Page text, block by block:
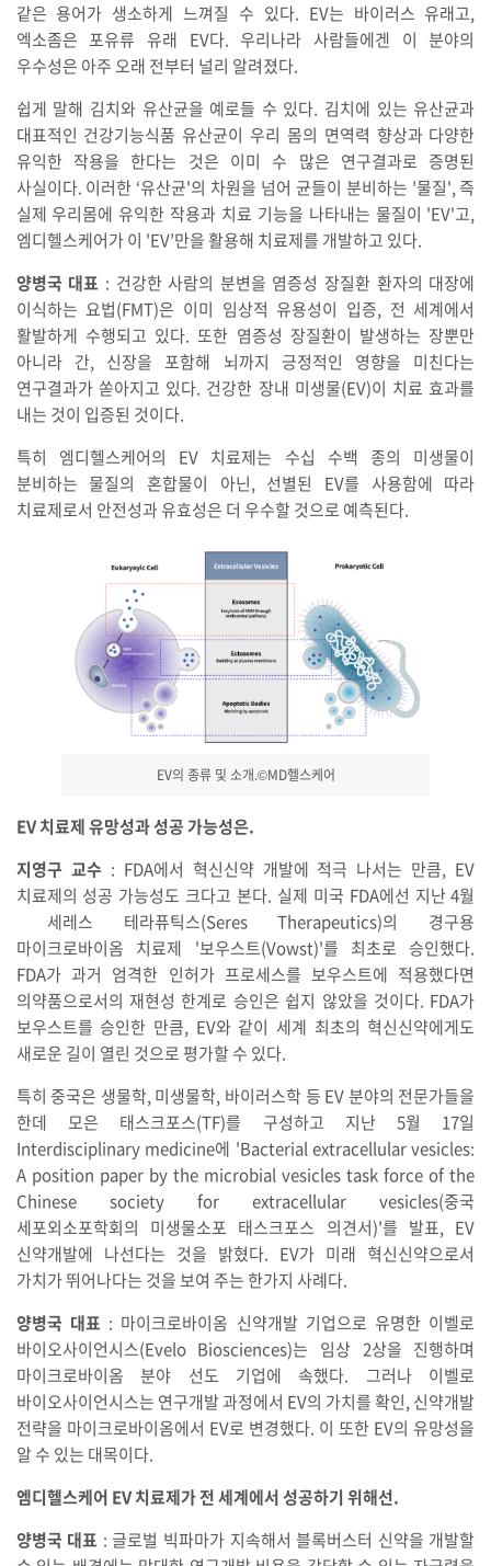
같은 용어가 생소하게 느껴질 수 있다. EV는 바이러스 유래고,
엑소좀은 포유류 유래 EV다. 우리나라 사람들에겐 이 분야의
우수성은 아주 오래 전부터 널리 알려졌다.
쉽게 말해 김치와 유산균을 예로들 수 있다. 김치에 있는 유산균과
대표적인 건강기능식품 유산균이 우리 몸의 면역력 향상과 다양한
유익한 작용을 한다는 것은 이미 수 많은 연구결과로 증명된
사실이다. 이러한 ‘유산균'의 차원을 넘어 균들이 분비하는 '물질', 즉
실제 우리몸에 유익한 작용과 치료 기능을 나타내는 물질이 'EV'고,
엠디헬스케어가 이 'EV’만을 활용해 치료제를 개발하고 있다.
양병국 대표 : 건강한 사람의 분변을 염증성 장질환 환자의 대장에
이식하는 요법(FMT)은 이미 임상적 유용성이 입증, 전 세계에서
활발하게 수행되고 있다. 또한 염증성 장질환이 발생하는 장뿐만
아니라 간, 신장을 포함해 뇌까지 긍정적인 영향을 미친다는
연구결과가 쏟아지고 있다. 건강한 장내 미생물(EV)이 치료 효과를
내는 것이 입증된 것이다.
특히 엠디헬스케어의 EV 치료제는 수십 수백 종의 미생물이
분비하는 물질의 혼합물이 아닌, 선별된 EV를 사용함에 따라
치료제로서 안전성과 유효성은 더 우수할 것으로 예측된다.
EV의 종류 및 소개.©MD헬스케어
EV 치료제 유망성과 성공 가능성은.
지영구 교수 : FDA에서 혁신신약 개발에 적극 나서는 만큼, EV
치료제의 성공 가능성도 크다고 본다. 실제 미국 FDA에선 지난 4월
세레스 테라퓨틱스(Seres Therapeutics)의 경구용
마이크로바이옴 치료제 '보우스트(Vowst)'를 최초로 승인했다.
FDA가 과거 엄격한 인허가 프로세스를 보우스트에 적용했다면
의약품으로서의 재현성 한계로 승인은 쉽지 않았을 것이다. FDA가
보우스트를 승인한 만큼, EV와 같이 세계 최초의 혁신신약에게도
새로운 길이 열린 것으로 평가할 수 있다.
특히 중국은 생물학, 미생물학, 바이러스학 등 EV 분야의 전문가들을
한데 모은 태스크포스(TF)를 구성하고 지난 5월 17일
Interdisciplinary medicine에 'Bacterial extracellular vesicles:
A position paper by the microbial vesicles task force of the
Chinese society for extracellular vesicles(중국
세포외소포학회의 미생물소포 태스크포스 의견서)'를 발표, EV
신약개발에 나선다는 것을 밝혔다. EV가 미래 혁신신약으로서
가치가 뛰어나다는 것을 보여 주는 한가지 사례다.
양병국 대표: 마이크로바이옴 신약개발 기업으로 유명한 이벨로
바이오사이언시스(Evelo Biosciences)는 임상 2상을 진행하며
마이크로바이옴 분야 선도 기업에 속했다. 그러나 이벨로
바이오사이언시스는 연구개발 과정에서 EV의 가치를 확인, 신약개발
전략을 마이크로바이옴에서 EV로 변경했다. 이 또한 EV의 유망성을
알 수 있는 대목이다.
엠디헬스케어 EV 치료제가 전 세계에서 성공하기 위해선.
양병국 대표 : 글로벌 빅파마가 지속해서 블록버스터 신약을 개발할